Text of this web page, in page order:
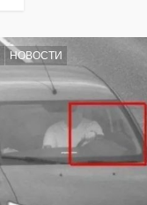
НОВОСТИ